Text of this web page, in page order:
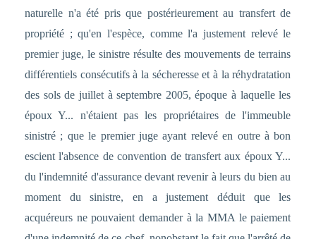
naturelle n'a été pris que postérieurement au transfert de
propriété ; qu'en l'espèce, comme l'a justement relevé le
premier juge, le sinistre résulte des mouvements de terrains
différentiels consécutifs à la sécheresse et à la réhydratation
des sols de juillet à septembre 2005, époque à laquelle les
époux Y... n'étaient pas les propriétaires de l'immeuble
sinistré ; que le premier juge ayant relevé en outre à bon
escient l'absence de convention de transfert aux époux Y...
du l'indemnité d'assurance devant revenir à leurs du bien au
moment du sinistre, en a justement déduit que les
acquéreurs ne pouvaient demander à la MMA le paiement